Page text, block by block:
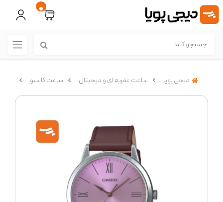
0
دیجی پویا ساعت عقربه ای و دیجیتال ساعت کاسیو